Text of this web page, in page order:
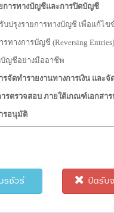
การทางบัญชีและการปิดบัญชี
บปรุงรายการทางบัญชี เพื่อแก้ไข
ทางการบัญชี (Reversing Entries)
ญชีอย่างมืออาชีพ
รจัดทำรายงานทางการเงิน แล
ตรวจสอบ ภายใต้เกณฑ์เอกสา
รอนุมัติ
รชัวร์ ปิดรับ